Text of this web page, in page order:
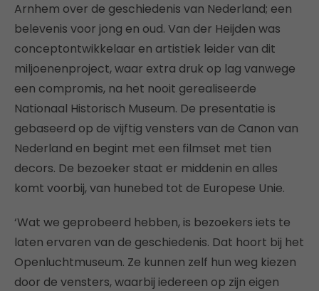
Arnhem over de geschiedenis van Nederland; een
belevenis voor jong en oud. Van der Heijden was
conceptontwikkelaar en artistiek leider van dit
miljoenenproject, waar extra druk op lag vanwege
een compromis, na het nooit gerealiseerde
Nationaal Historisch Museum. De presentatie is
gebaseerd op de vijftig vensters van de Canon van
Nederland en begint met een filmset met tien
decors. De bezoeker staat er middenin en alles
komt voorbij, van hunebed tot de Europese Unie.
‘Wat we geprobeerd hebben, is bezoekers iets te
laten ervaren van de geschiedenis. Dat hoort bij het
Openluchtmuseum. Ze kunnen zelf hun weg kiezen
door de vensters, waarbij iedereen op zijn eigen